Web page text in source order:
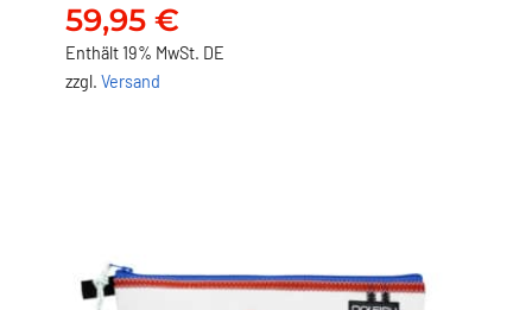
59,95
59,95 €
Enthält 19% MwSt. DE
zzgl. Versand